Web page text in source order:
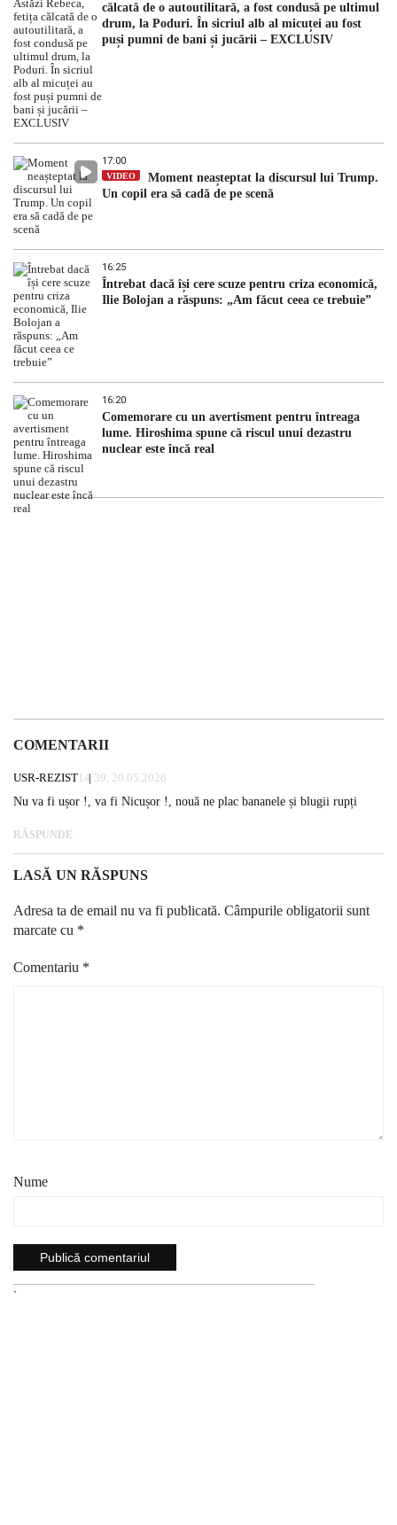
călcată de o autoutilitară, a fost condusă pe ultimul
drum, la Poduri. În sicriul alb al micuței au fost
puși pumni de bani și jucării – EXCLUSIV
17:00
VIDEO
Moment neașteptat la discursul lui Trump.
Un copil era să cadă de pe scenă
16:25
Întrebat dacă își cere scuze pentru criza economică,
Ilie Bolojan a răspuns: „Am făcut ceea ce trebuie”
16:20
Comemorare cu un avertisment pentru întreaga
lume. Hiroshima spune că riscul unui dezastru
nuclear este încă real
COMENTARII
USR-REZIST14:39, 20.05.2026
Nu va fi ușor !, va fi Nicușor !, nouă ne plac bananele și blugii rupți
RĂSPUNDE
LASĂ UN RĂSPUNS
Adresa ta de email nu va fi publicată. Câmpurile obligatorii sunt
marcate cu *
Comentariu *
Nume
`